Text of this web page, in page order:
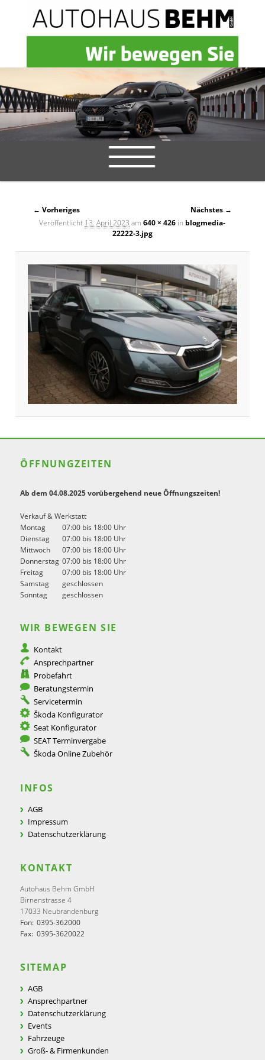
primären
springen
sekundären
springen
Bilder-
Navigation
← Vorheriges
Nächstes →
Veröffentlicht 13. April 2023 am640 × 426 in blogmedia-
22222-3.jpg
ÖFFNUNGZEITEN
Ab dem 04.08.2025 vorübergehend neue Öffnungszeiten!
Verkauf & Werkstatt
Montag
07:00 bis 18:00 Uhr
Dienstag
07:00 bis 18:00 Uhr
Mittwoch
07:00 bis 18:00 Uhr
Donnerstag 07:00 bis 18:00 Uhr
Freitag
07:00 bis 18:00 Uhr
Samstag
geschlossen
Sonntag
geschlossen
WIR BEWEGEN SIE
Kontakt
Ansprechpartner
Probefahrt
Beratungstermin
Servicetermin
Škoda Konfigurator
Seat Konfigurator
SEAT Terminvergabe
Škoda Online Zubehör
INFOS
AGB
Impressum
Datenschutzerklärung
KONTAKT
Autohaus Behm GmbH
Birnenstrasse 4
17033 Neubrandenburg
Fon: 0395-362000
Fax: 0395-3620022
SITEMAP
AGB
Ansprechpartner
Datenschutzerklärung
Events
Fahrzeuge
Groß- & Firmenkunden